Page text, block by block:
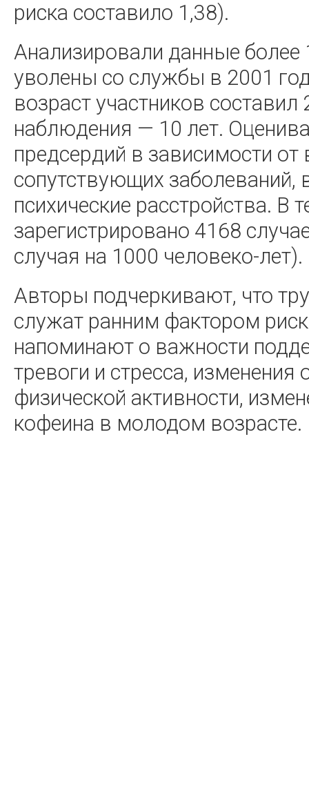
риска составило 1,38).
Анализировали данные
уволены со службы в 2001
возраст участников
наблюдения — 10 лет.
предсердий в зависимости от
сопутствующих заболеваний,
психические расстройства. В
зарегистрировано 4168
случая на 1000 человеко-лет).
Авторы подчеркивают, что
служат ранним фактором
напоминают о важности
тревоги и стресса,
физической активности,
кофеина в молодом возрасте.